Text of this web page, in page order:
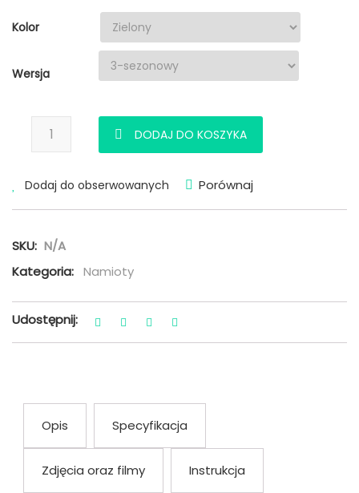
Kolor
Wersja
ilość Namiot Lanshan 2 Plus
DODAJ DO KOSZYKA
Dodaj do obserwowanych Porównaj
SKU: N/A
Kategoria: Namioty
Udostępnij:
Opis Specyfikacja
Zdjęcia oraz filmy Instrukcja